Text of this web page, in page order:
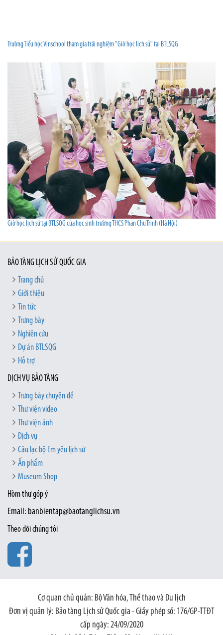
Trường Tiểu học Vinschool tham gia trải nghiệm "Giờ học lịch sử" tại BTLSQG
Giờ học lịch sử tại BTLSQG của học sinh trường THCS Phan Chu Trinh (Hà Nội)
BẢO TÀNG LỊCH SỬ QUỐC GIA
Trang chủ
Giới thiệu
Tin tức
Trưng bày
Nghiên cứu
Dự án BTLSQG
Hỗ trợ
DỊCH VỤ BẢO TÀNG
Trưng bày chuyên đề
Thư viện video
Thư viện ảnh
Dịch vụ
Câu lạc bộ Em yêu lịch sử
Ấn phẩm
Museum Shop
Hòm thư góp ý
Email: banbientap@baotanglichsu.vn
Theo dõi chúng tôi
Cơ quan chủ quản: Bộ Văn hóa, Thể thao và Du lịch
Đơn vị quản lý: Bảo tàng Lịch sử Quốc gia - Giấy phép số: 176/GP-TTĐT
cấp ngày: 24/09/2020